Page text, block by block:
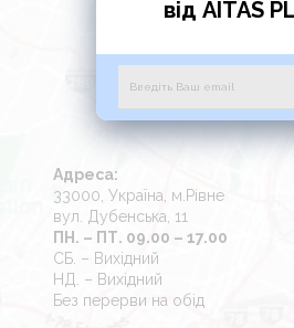
від AITAS
Адреса:
33000, Україна, м.Рівне
вул. Дубенська, 11
ПН. – ПТ. 09.00 – 17.00
СБ. – Вихідний
НД. – Вихідний
Без перерви на обід